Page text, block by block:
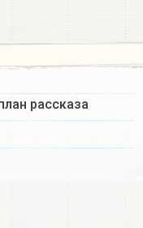
рассказа